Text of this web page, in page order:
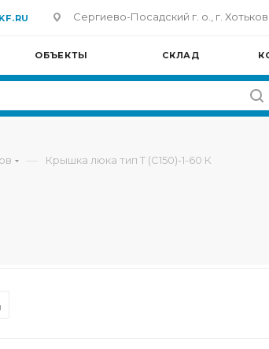
Сергиево-Посадский г. о., г.
ОБЪЕКТЫ СКЛАД
— Крышка люка тип Т (С150)-1-60 К